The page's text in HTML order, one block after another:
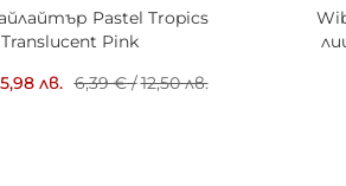
Pastel Tropics
Translucent Pink
5,98 лв. 6,39 €/12,50 лв.